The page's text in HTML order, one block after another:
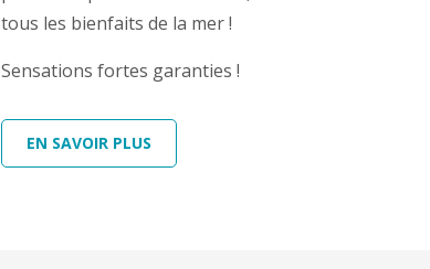
tous les bienfaits de la mer !
Sensations fortes garanties !
EN SAVOIR PLUS